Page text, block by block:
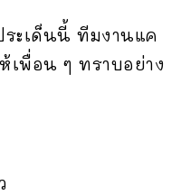
ระเด็นนี้ ทีมงานแค
เพื่อน ๆ ทราบอย่าง